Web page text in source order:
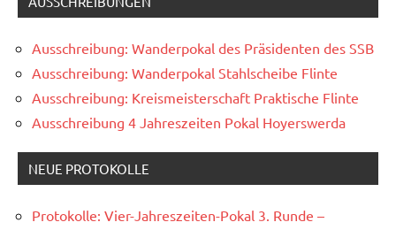
Ausschreibung: Wanderpokal des Präsidenten des SSB
Ausschreibung: Wanderpokal Stahlscheibe Flinte
Ausschreibung: Kreismeisterschaft Praktische Flinte
Ausschreibung 4 Jahreszeiten Pokal Hoyerswerda
NEUE PROTOKOLLE
Protokolle: Vier-Jahreszeiten-Pokal 3. Runde –